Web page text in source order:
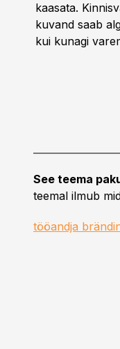
kaasata.
kuvand saab
kui kunagi
See teema
teemal ilmub
tööandja